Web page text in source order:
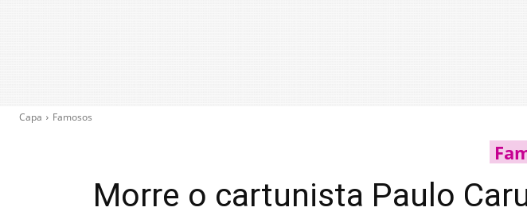
Capa Famosos
Morre o cartunista Paulo